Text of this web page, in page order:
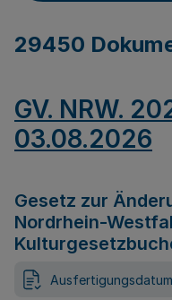
29450
GV. NRW.
03.08.2026
Gesetz zur
Nordrhein-
Ausfertigungsdatum